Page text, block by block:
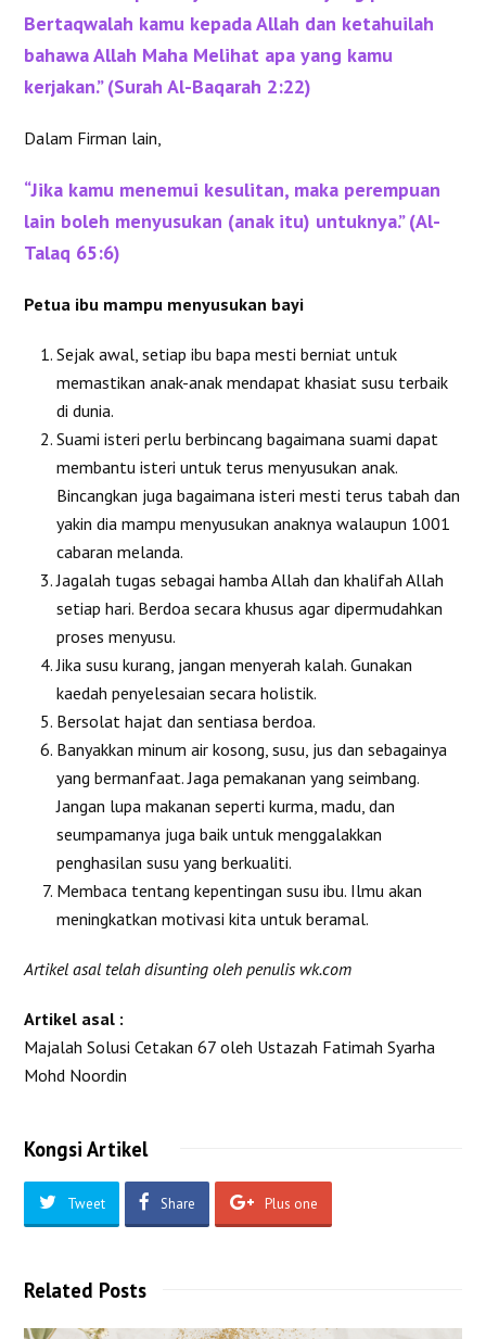
Bertaqwalah kamu kepada Allah dan ketahuilah
bahawa Allah Maha Melihat apa yang kamu
kerjakan.” (Surah Al-Baqarah 2:22)
Dalam Firman lain,
“Jika kamu menemui kesulitan, maka perempuan
lain boleh menyusukan (anak itu) untuknya.” (Al-
Talaq 65:6)
Petua ibu mampu menyusukan bayi
Sejak awal, setiap ibu bapa mesti berniat untuk
memastikan anak-anak mendapat khasiat susu terbaik
di dunia.
Suami isteri perlu berbincang bagaimana suami dapat
membantu isteri untuk terus menyusukan anak.
Bincangkan juga bagaimana isteri mesti terus tabah dan
yakin dia mampu menyusukan anaknya walaupun 1001
cabaran melanda.
Jagalah tugas sebagai hamba Allah dan khalifah Allah
setiap hari. Berdoa secara khusus agar dipermudahkan
proses menyusu.
Jika susu kurang, jangan menyerah kalah. Gunakan
kaedah penyelesaian secara holistik.
Bersolat hajat dan sentiasa berdoa.
Banyakkan minum air kosong, susu, jus dan sebagainya
yang bermanfaat. Jaga pemakanan yang seimbang.
Jangan lupa makanan seperti kurma, madu, dan
seumpamanya juga baik untuk menggalakkan
penghasilan susu yang berkualiti.
Membaca tentang kepentingan susu ibu. Ilmu akan
meningkatkan motivasi kita untuk beramal.
Artikel asal telah disunting oleh penulis wk.com
Artikel asal :
Majalah Solusi Cetakan 67 oleh Ustazah Fatimah Syarha
Mohd Noordin
Kongsi Artikel
Tweet Share Plus one
Related Posts